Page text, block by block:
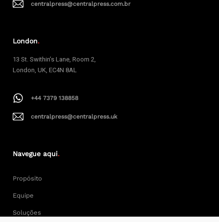
centralpress@centralpress.com.br
London.
13 St. Swithin’s Lane, Room 2,
London, UK, EC4N 8AL
+44 7379 138858
centralpress@centralpress.uk
Navegue aqui.
Propósito
Equipe
Soluções